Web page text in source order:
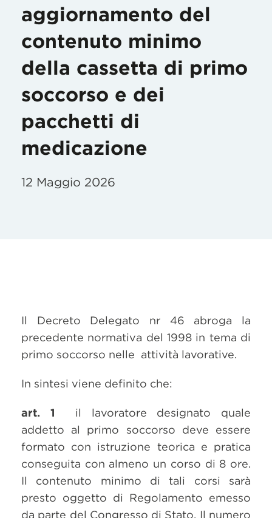
aggiornamento del
contenuto minimo
della cassetta di primo
soccorso e dei
pacchetti di
medicazione
12 Maggio 2026
Il Decreto Delegato nr 46 abroga la
precedente normativa del 1998 in tema di
primo soccorso nelle attività lavorative.
In sintesi viene definito che:
art. 1
il lavoratore designato quale
addetto al primo soccorso deve essere
formato con istruzione teorica e pratica
conseguita con almeno un corso di 8 ore.
Il contenuto minimo di tali corsi sarà
presto oggetto di Regolamento emesso
da parte del Congresso di Stato. Il numero